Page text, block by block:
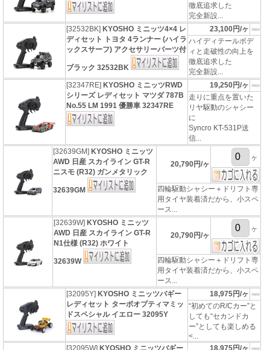
徹底追求した
完全新設...
[32532BK] KYOSHO ミニッツ4×4 レ
ディセット トヨタ 4ランナー (ハイラ
ックスサーフ) アクセサリーパーツ付
ブラック 32532BK
23,100円/ヶ
ハイディテールボデ
ィと走破性の向上を
徹底追求した
完全新設...
[32347RE] KYOSHO ミニッツRWD
シリーズ レディセット マツダ 787B
No.55 LM 1991 優勝車 32347RE
19,250円/ヶ
走りに重点を置いた
リヤ駆動のシャシー
に
Syncro KT-531P送
信...
[32639GM] KYOSHO ミニッツ
AWD 日産 スカイライン GT-R
ニスモ (R32) ガンメタリック
32639GM
20,790円/ヶ
ヶ
四輪駆動シャシー＋ドリフト専
用タイヤ装着済だから、小スペ
ース...
[32639W] KYOSHO ミニッツ
AWD 日産 スカイライン GT-R
N1仕様 (R32) ホワイト
32639W
20,790円/ヶ
ヶ
四輪駆動シャシー＋ドリフト専
用タイヤ装着済だから、小スペ
ース...
[32095Y] KYOSHO ミニッツバギー
レディセット ターボオプティマミッ
ドスペシャル イエロー 32095Y
18,975円/ヶ
“初めてのR/Cカー”と
しても“セカンドカ
ー”としても楽しめる
<...
[32095W] KYOSHO ミニッツバギー
18,975円/ヶ